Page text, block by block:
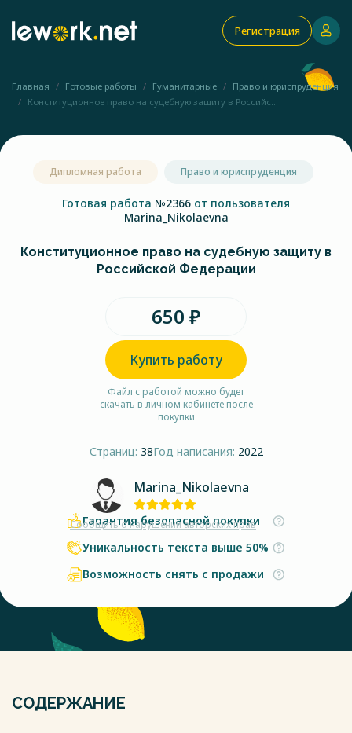
Регистрация
Главная Готовые работы Гуманитарные
Право и юриспруденция
Конституционное право на судебную защиту в Российс...
Дипломная работа Право и юриспруденция
Готовая работа №2366 от пользователя
Marina_Nikolaevna
Конституционное право на судебную защиту в
Российской Федерации
650 ₽
Купить работу
Файл с работой можно будет
скачать в личном кабинете после
покупки
Страниц: 38Год написания: 2022
Marina_Nikolaevna
Сообщить о нарушении авторских прав
Гарантия безопасной покупки
Уникальность текста выше 50%
Возможность снять с продажи
СОДЕРЖАНИЕ